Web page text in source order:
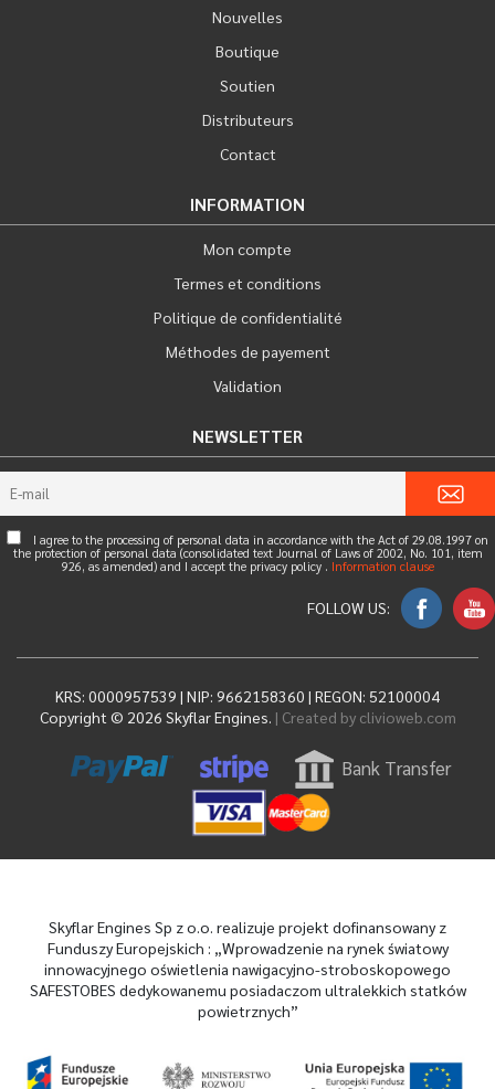
Nouvelles
Boutique
Soutien
Distributeurs
Contact
INFORMATION
Mon compte
Termes et conditions
Politique de confidentialité
Méthodes de payement
Validation
NEWSLETTER
I agree to the processing of personal data in accordance with the Act of 29.08.1997 on
the protection of personal data (consolidated text Journal of Laws of 2002, No. 101, item
926, as amended) and I accept the privacy policy . Information clause
FOLLOW US:
KRS: 0000957539 | NIP: 9662158360 | REGON: 52100004
Copyright © 2026 Skyflar Engines. | Created by clivioweb.com
Bank Transfer
Skyflar Engines Sp z o.o. realizuje projekt dofinansowany z
Funduszy Europejskich : „Wprowadzenie na rynek światowy
innowacyjnego oświetlenia nawigacyjno-stroboskopowego
SAFESTOBES dedykowanemu posiadaczom ultralekkich statków
powietrznych”